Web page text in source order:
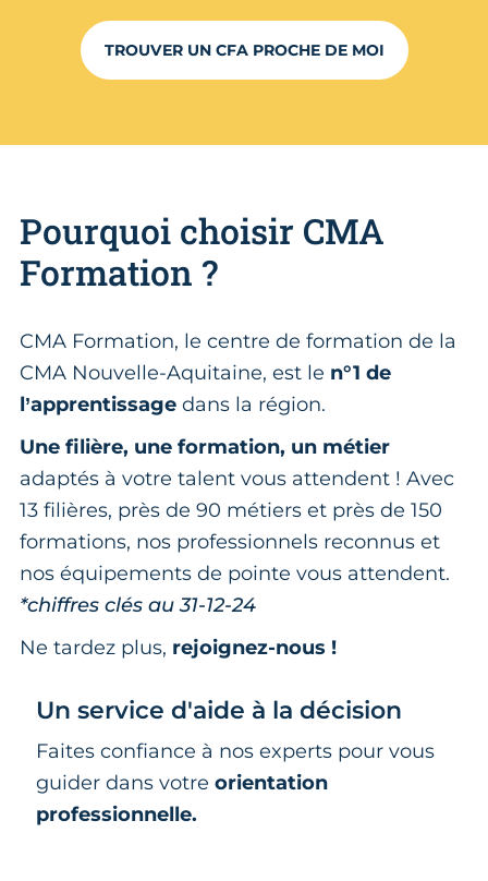
TROUVER UN CFA PROCHE DE MOI
Pourquoi choisir CMA
Formation ?
CMA Formation, le centre de formation de la
CMA Nouvelle-Aquitaine, est le n°1 de
l’apprentissage dans la région.
Une filière, une formation, un métier
adaptés à votre talent vous attendent ! Avec
13 filières, près de 90 métiers et près de 150
formations, nos professionnels reconnus et
nos équipements de pointe vous attendent.
*chiffres clés au 31-12-24
Ne tardez plus, rejoignez-nous !
Un service d'aide à la décision
Faites confiance à nos experts pour vous
guider dans votre orientation
professionnelle.